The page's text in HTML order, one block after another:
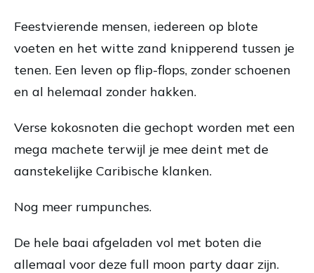
Feestvierende mensen, iedereen op blote
voeten en het witte zand knipperend tussen je
tenen. Een leven op flip-flops, zonder schoenen
en al helemaal zonder hakken.
Verse kokosnoten die gechopt worden met een
mega machete terwijl je mee deint met de
aanstekelijke Caribische klanken.
Nog meer rumpunches.
De hele baai afgeladen vol met boten die
allemaal voor deze full moon party daar zijn.